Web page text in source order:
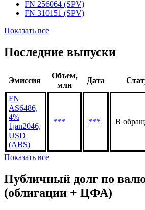
FN 256064 (SPV)
FN 310151 (SPV)
Показать все
Последние выпуски
Эмиссия
Объем,
млн
Дата
FN
AS6486,
4%
1jan2046,
USD
(ABS)
*** *** В
Показать все
Публичный долг по
(облигации + ЦФА)